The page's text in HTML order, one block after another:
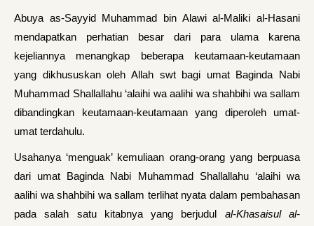
Abuya as-Sayyid Muhammad bin Alawi al-Maliki al-Hasani
mendapatkan perhatian besar dari para ulama karena
kejeliannya menangkap beberapa keutamaan-keutamaan
yang dikhususkan oleh Allah swt bagi umat Baginda Nabi
Muhammad Shallallahu ‘alaihi wa aalihi wa shahbihi wa sallam
dibandingkan keutamaan-keutamaan yang diperoleh umat-
umat terdahulu.
Usahanya ‘menguak’ kemuliaan orang-orang yang berpuasa
dari umat Baginda Nabi Muhammad Shallallahu ‘alaihi wa
aalihi wa shahbihi wa sallam terlihat nyata dalam pembahasan
pada salah satu kitabnya yang berjudul al-Khasaisul al-